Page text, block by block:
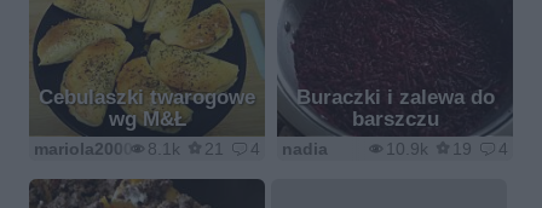
Cebulaszki twarogowe
wg M&Ł
8.1k 21 4
mariola2000
Buraczki i zalewa do
barszczu
10.9k 19 4
nadia